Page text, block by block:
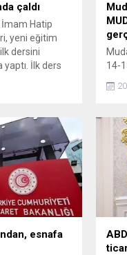
çaldı
Hatip
yeni eğitim
dersini
İlk ders
gün
ders yapmış
mücadeleyi
14-
ve
esnafa